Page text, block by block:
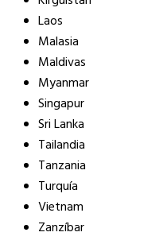
Laos
Malasia
Maldivas
Myanmar
Singapur
Sri Lanka
Tailandia
Tanzania
Turquía
Vietnam
Zanzíbar